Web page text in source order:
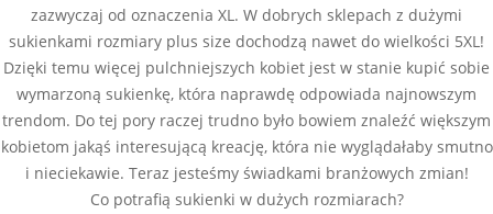
zazwyczaj od oznaczenia XL. W dobrych sklepach z dużymi
sukienkami rozmiary plus size dochodzą nawet do wielkości 5XL!
Dzięki temu więcej pulchniejszych kobiet jest w stanie kupić sobie
wymarzoną sukienkę, która naprawdę odpowiada najnowszym
trendom. Do tej pory raczej trudno było bowiem znaleźć większym
kobietom jakąś interesującą kreację, która nie wyglądałaby smutno
i nieciekawie. Teraz jesteśmy świadkami branżowych zmian!
Co potrafią sukienki w dużych rozmiarach?